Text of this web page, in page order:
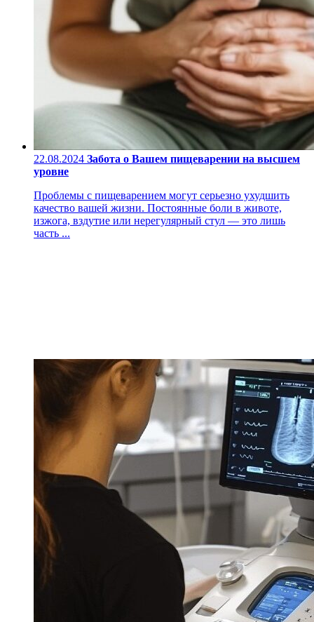
22.08.2024 Забота о Вашем пищеварении на высшем
уровне
Проблемы с пищеварением могут серьезно ухудшить
качество вашей жизни. Постоянные боли в животе,
изжога, вздутие или нерегулярный стул — это лишь
часть ...